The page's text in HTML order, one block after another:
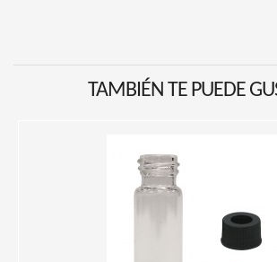
TAMBIÉN TE PUEDE